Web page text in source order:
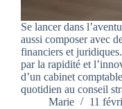
Se lancer dans
aussi composer avec
financiers et
par la rapidité et
d’un cabinet
quotidien au conseil
Marie
11